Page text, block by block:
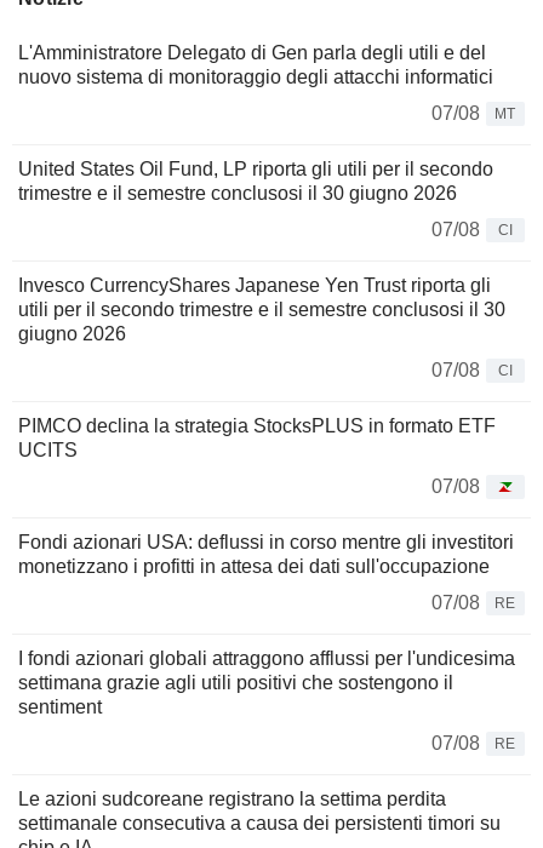
L'Amministratore Delegato di Gen parla degli utili e del
nuovo sistema di monitoraggio degli attacchi informatici
07/08
MT
United States Oil Fund, LP riporta gli utili per il secondo
trimestre e il semestre conclusosi il 30 giugno 2026
07/08
CI
Invesco CurrencyShares Japanese Yen Trust riporta gli
utili per il secondo trimestre e il semestre conclusosi il 30
giugno 2026
07/08
CI
PIMCO declina la strategia StocksPLUS in formato ETF
UCITS
07/08
Fondi azionari USA: deflussi in corso mentre gli investitori
monetizzano i profitti in attesa dei dati sull'occupazione
07/08
RE
I fondi azionari globali attraggono afflussi per l'undicesima
settimana grazie agli utili positivi che sostengono il
sentiment
07/08
RE
Le azioni sudcoreane registrano la settima perdita
settimanale consecutiva a causa dei persistenti timori su